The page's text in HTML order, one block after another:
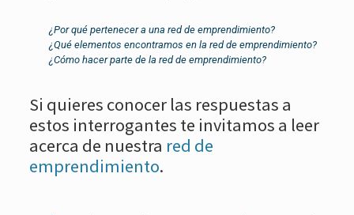
¿Por qué pertenecer a una red de emprendimiento?
¿Qué elementos encontramos en la red de emprendimiento?
¿Cómo hacer parte de la red de emprendimiento?
Si quieres conocer las respuestas a
estos interrogantes te invitamos a leer
acerca de nuestra red de
emprendimiento.